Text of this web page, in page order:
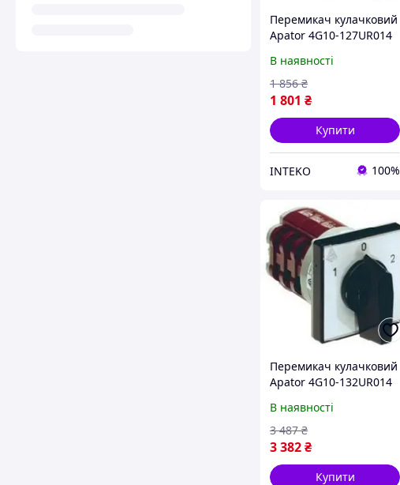
Перемикач кулачковий
Apator 4G10-127UR014
В наявності
1 801 ₴
1 856 ₴
Купити
INTEKO 100%
Перемикач кулачковий
Apator 4G10-132UR014
В наявності
3 382₴
3 487 ₴
Купити